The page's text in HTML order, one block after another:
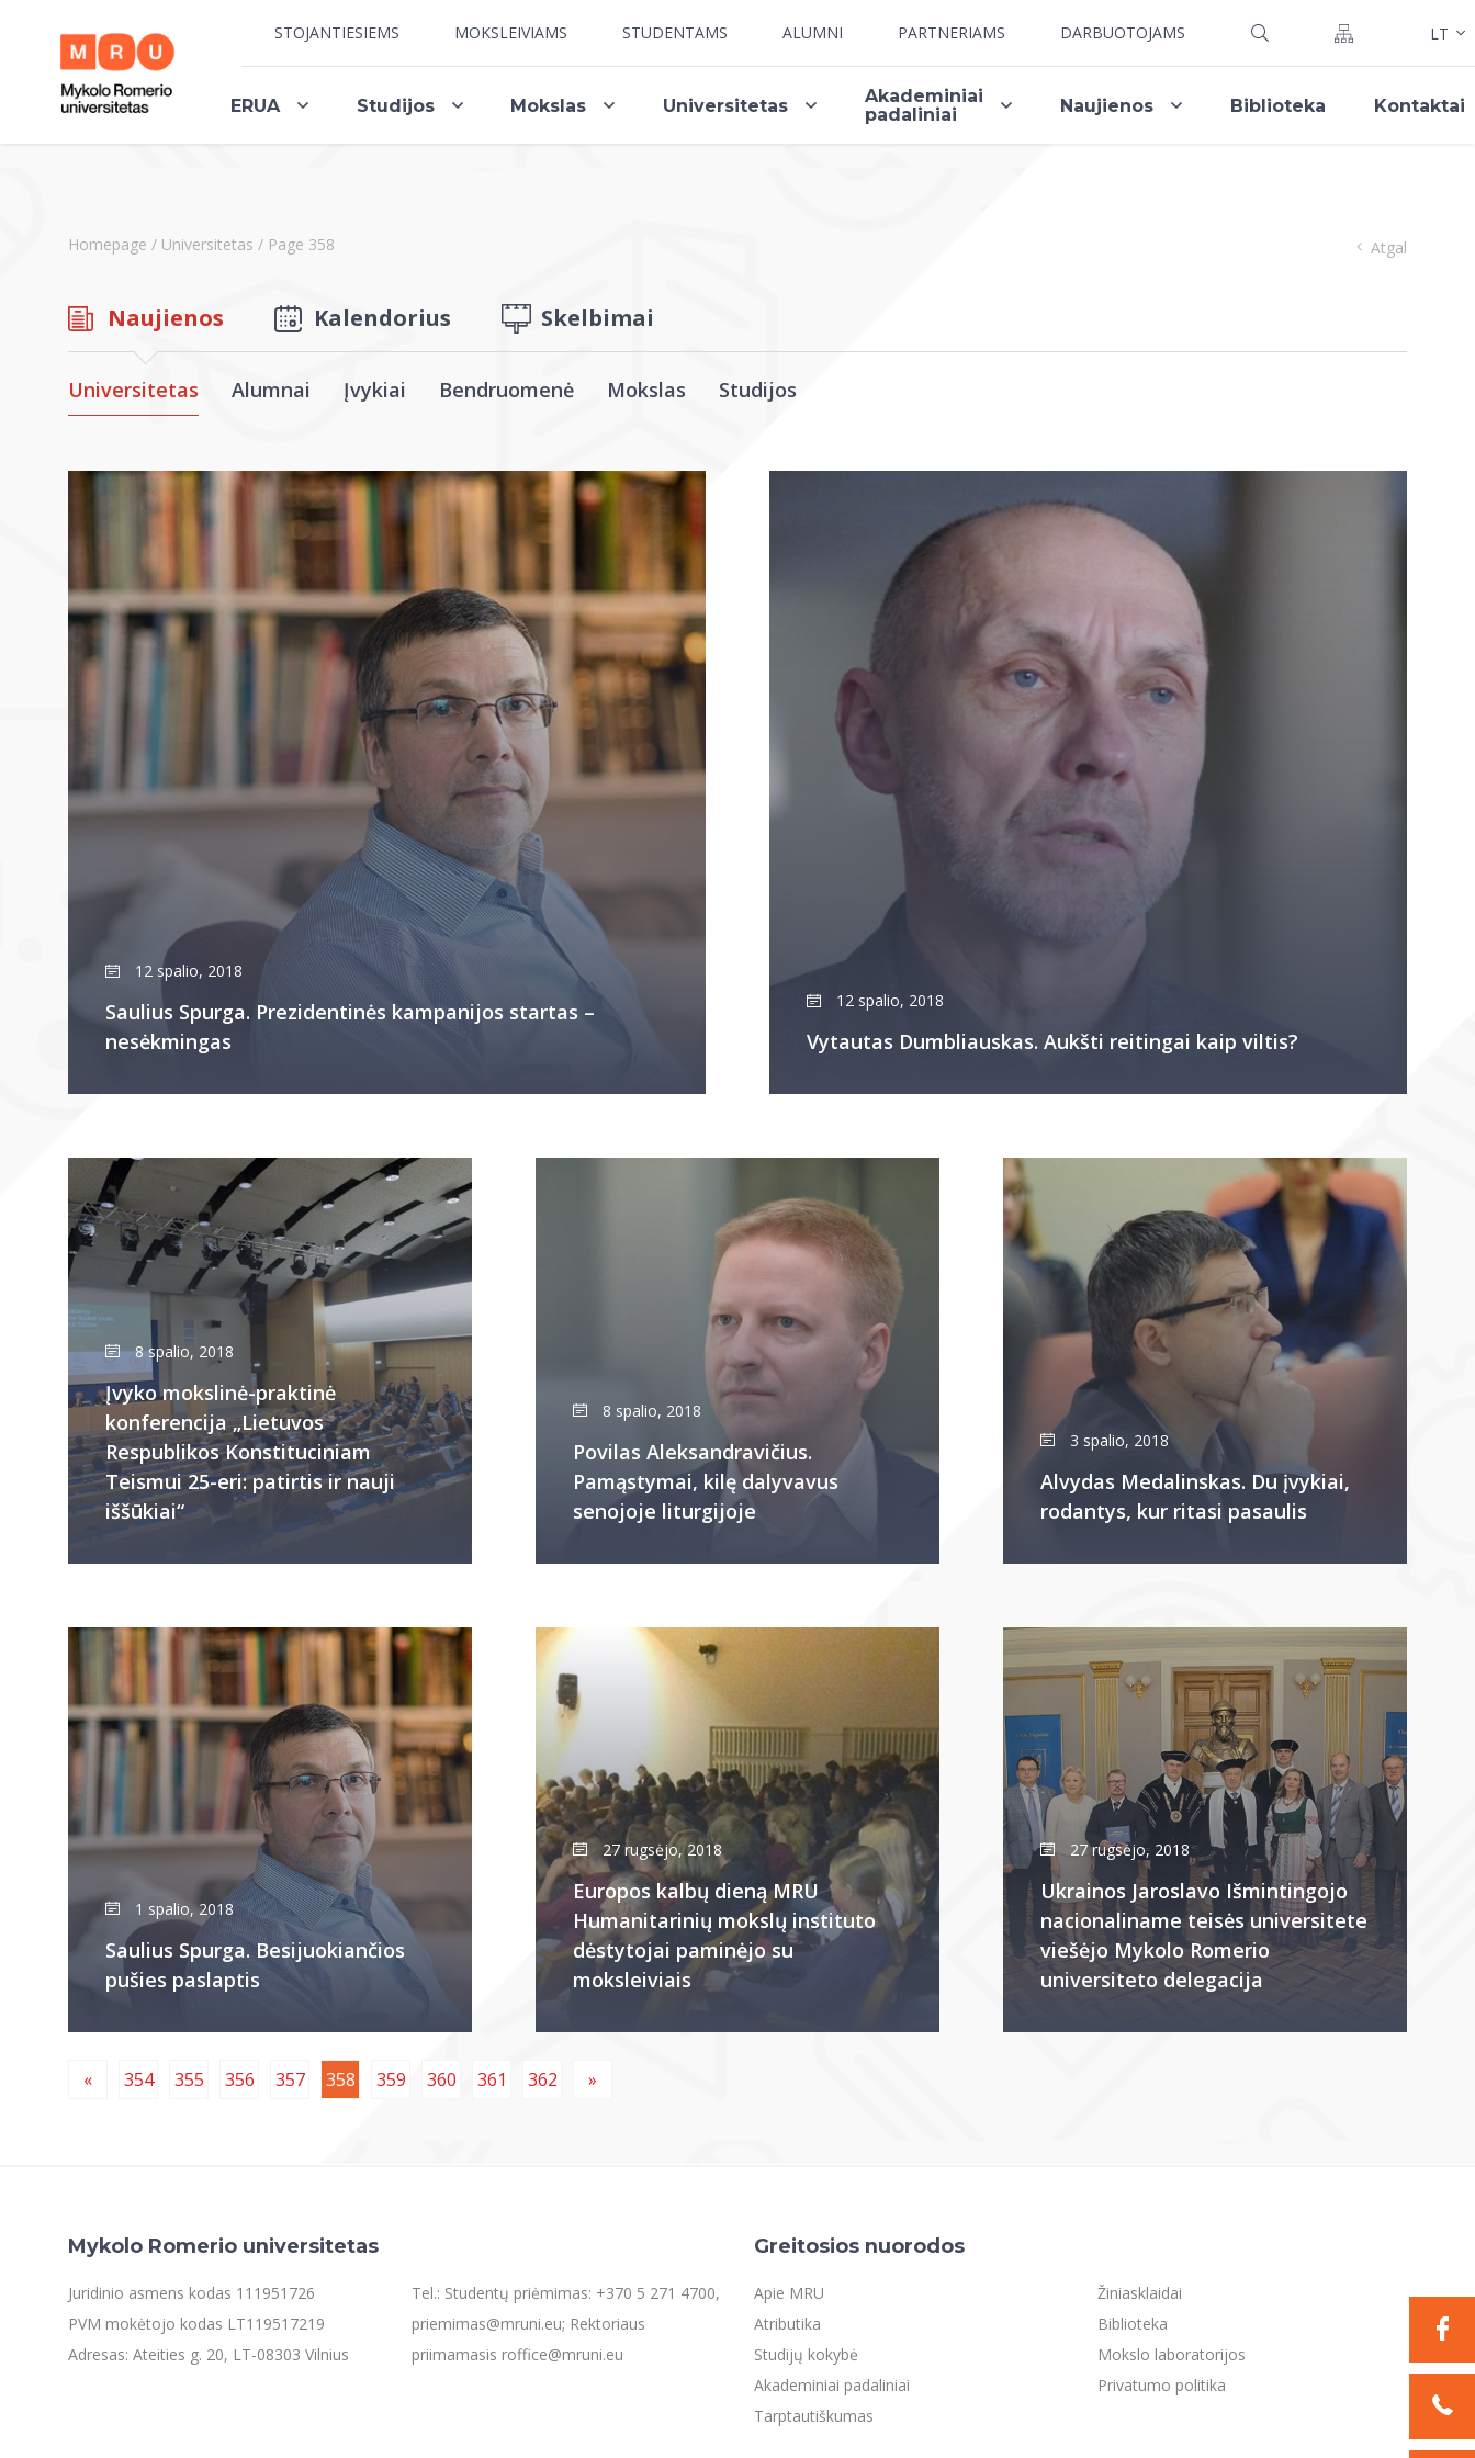
STOJANTIESIEMS MOKSLEIVIAMS STUDENTAMS ALUMNI PARTNERIAMS DARBUOTOJAMS LT
ERUA Studijos Mokslas Universitetas
Akademiniai
padaliniai
Naujienos Biblioteka Kontaktai
Homepage / Universitetas / Page 358 Atgal
Naujienos Kalendorius Skelbimai
Universitetas Alumnai Įvykiai Bendruomenė Mokslas Studijos
12 spalio, 2018
Saulius Spurga. Prezidentinės kampanijos startas –
nesėkmingas
12 spalio, 2018
Vytautas Dumbliauskas. Aukšti reitingai kaip viltis?
8 spalio, 2018
Įvyko mokslinė-praktinė
konferencija „Lietuvos
Respublikos Konstituciniam
Teismui 25-eri: patirtis ir nauji
iššūkiai“
8 spalio, 2018
Povilas Aleksandravičius.
Pamąstymai, kilę dalyvavus
senojoje liturgijoje
3 spalio, 2018
Alvydas Medalinskas. Du įvykiai,
rodantys, kur ritasi pasaulis
1 spalio, 2018
Saulius Spurga. Besijuokiančios
pušies paslaptis
27 rugsėjo, 2018
Europos kalbų dieną MRU
Humanitarinių mokslų instituto
dėstytojai paminėjo su
moksleiviais
27 rugsėjo, 2018
Ukrainos Jaroslavo Išmintingojo
nacionaliname teisės universitete
viešėjo Mykolo Romerio
universiteto delegacija
« 354 355 356 357 358 359 360 361 362 »
Mykolo Romerio universitetas
Juridinio asmens kodas 111951726
PVM mokėtojo kodas LT119517219
Adresas: Ateities g. 20, LT-08303 Vilnius
Tel.: Studentų priėmimas: +370 5 271 4700,
priemimas@mruni.eu; Rektoriaus
priimamasis roffice@mruni.eu
Greitosios nuorodos
Apie MRU
Atributika
Studijų kokybė
Akademiniai padaliniai
Tarptautiškumas
Žiniasklaidai
Biblioteka
Mokslo laboratorijos
Privatumo politika